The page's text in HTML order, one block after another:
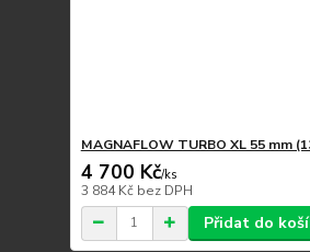
MAGNAFLOW TURBO XL 55 mm
4 700 Kč/ks
3 884 Kč bez DPH
Přidat do